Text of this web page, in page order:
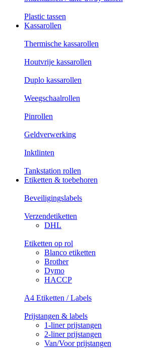
Plastic tassen
Kassarollen
Thermische kassarollen
Houtvrije kassarollen
Duplo kassarollen
Weegschaalrollen
Pinrollen
Geldverwerking
Inktlinten
Tankstation rollen
Etiketten & toebehoren
Beveiligingslabels
Verzendetiketten
DHL
Etiketten op rol
Blanco etiketten
Brother
Dymo
HACCP
A4 Etiketten / Labels
Prijstangen & labels
1-liner prijstangen
2-liner prijstangen
Van/Voor prijstangen